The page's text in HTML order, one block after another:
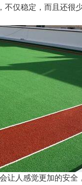
不仅稳定，而且还很
让人感觉更加的安全